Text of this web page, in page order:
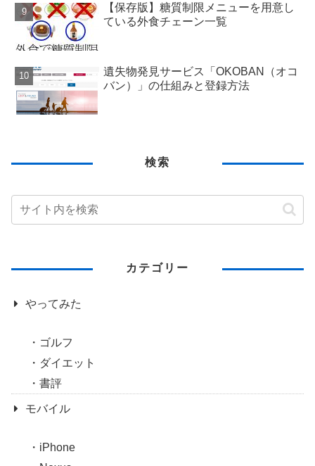
【保存版】糖質制限メニューを用意し
ている外食チェーン一覧
遺失物発見サービス「OKOBAN（オコ
バン）」の仕組みと登録方法
検索
カテゴリー
やってみた
ゴルフ
ダイエット
書評
モバイル
iPhone